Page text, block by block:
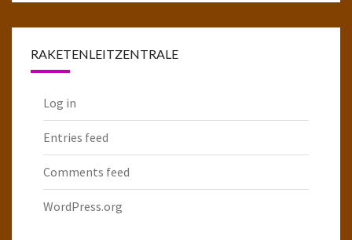
RAKETENLEITZENTRALE
Log in
Entries feed
Comments feed
WordPress.org